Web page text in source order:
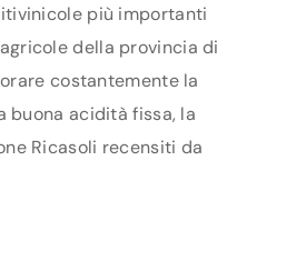
più importanti
della provincia di
costantemente la
buona acidità fissa, la
Ricasoli recensiti da